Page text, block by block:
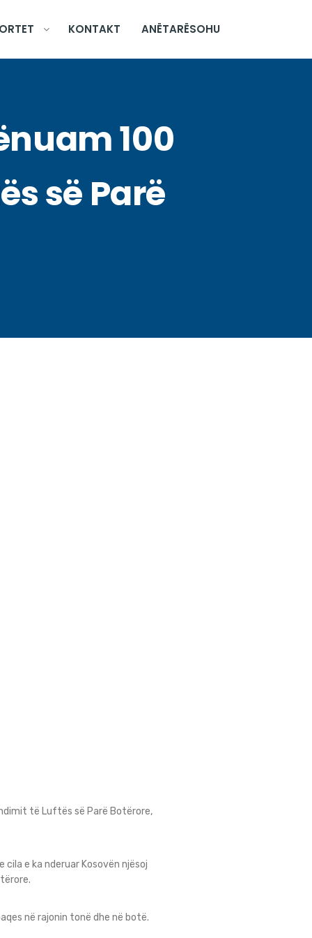
KONTAKT ANËTARËSOHU
100
së Parë
të Luftës së Parë Botërore,
e ka nderuar Kosovën njësoj
në rajonin tonë dhe në botë.